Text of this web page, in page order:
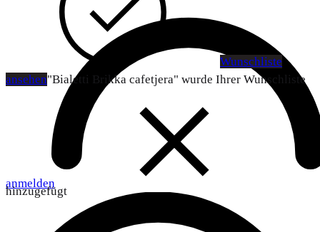
anmelden
Wunschliste
ansehen"Bialetti Brikka cafetjera" wurde Ihrer Wunschliste
hinzugefügt